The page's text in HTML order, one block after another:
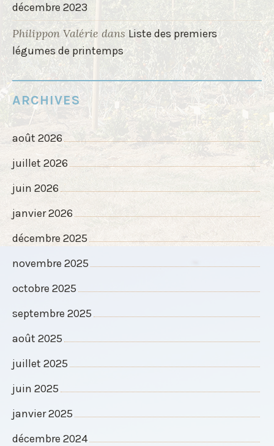
décembre 2023
Philippon Valérie dansListe des premiers
légumes de printemps
ARCHIVES
août 2026
juillet 2026
juin 2026
janvier 2026
décembre 2025
novembre 2025
octobre 2025
septembre 2025
août 2025
juillet 2025
juin 2025
janvier 2025
décembre 2024